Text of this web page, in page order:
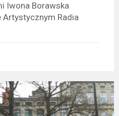
Iwona Borawska
Artystycznym Radia